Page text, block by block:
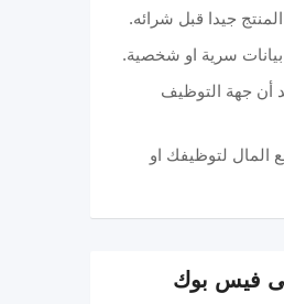
جيدا قبل شرائه.
بيانات سرية او شخصية.
أن جهة التوظيف
المال لتوظيفك او
فيس بوك